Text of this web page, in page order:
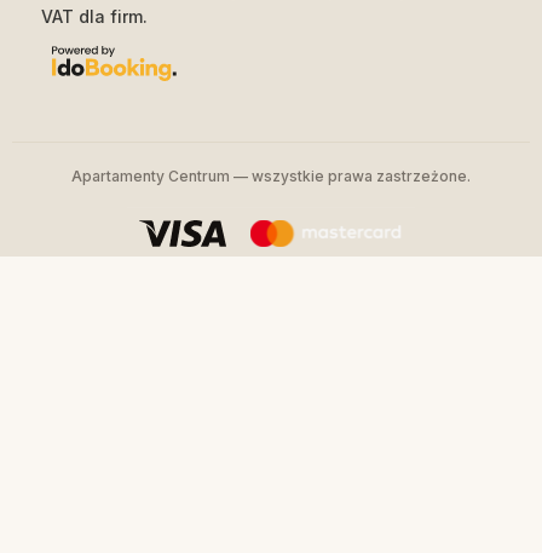
VAT dla firm.
Apartamenty Centrum — wszystkie prawa zastrzeżone.